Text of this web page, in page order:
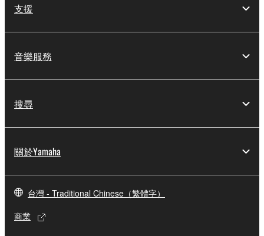
支援
音樂服務
搜尋
關於Yamaha
台灣 - Traditional Chinese（繁體字）
商業